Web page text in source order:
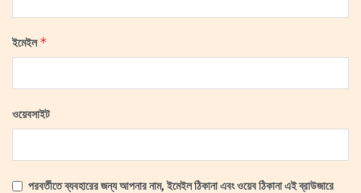
ইমেইল*
ওয়েবসাইট
পরবর্তীতে ব্যবহারের জন্য আপনার নাম, ইমেইল ঠিকানা এবং ওয়েব ঠিকানা এই ব্রাউজারে